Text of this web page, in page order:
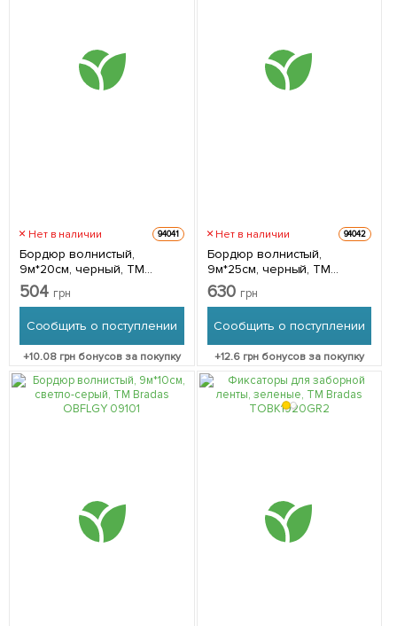
Нет в наличии 94041
Бордюр волнистый,
9м*20см, черный, ТМ
Bradas OBFBK 0920
504 грн
Сообщить о поступлении
+10.08грн бонусов за покупку
Нет в наличии 94042
Бордюр волнистый,
9м*25см, черный, ТМ
Bradas OBFBK 0925
630 грн
Сообщить о поступлении
+12.6 грн бонусов за покупку